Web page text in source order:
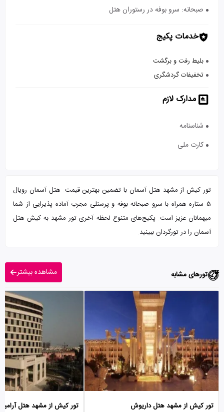
صبحانه: سرو بوفه در رستوران هتل
خدمات پکیج
بلیط رفت و برگشت
تخفیفات گردشگری
مدارک لازم
شناسنامه
کارت ملی
تور کیش از مشهد هتل آسمان با تضمین بهترین قیمت. هتل آسمان رویال
5 ستاره همراه با سرو صبحانه بوفه و پرسنلی مجرب آماده پذیرایی از شما
میهمانان عزیز است. پکیج‌های متنوع لحظه آخری تور مشهد به کیش هتل
آسمان را در تورگردان ببینید.
تورهای مشابه مشاهده بیشتر
تور کیش از مشهد هتل داریوش تور کیش از مشهد هتل